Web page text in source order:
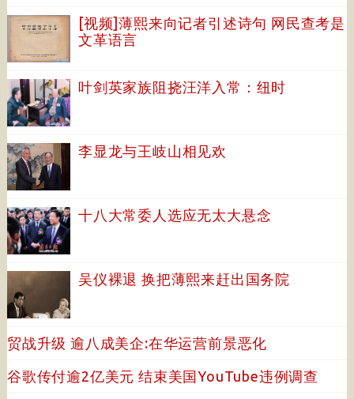
[视频]薄熙来向记者引述诗句 网民查考是
文革语言
叶剑英家族阻挠汪洋入常：纽时
李显龙与王岐山相见欢
十八大常委人选应无太大悬念
吴仪裸退 换把薄熙来赶出国务院
贸战升级 逾八成美企:在华运营前景恶化
谷歌传付逾2亿美元 结束美国YouTube违例调查